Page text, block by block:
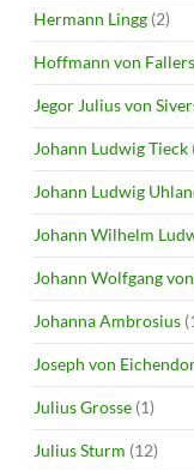
Hermann Lingg (2)
Hoffmann von
Jegor Julius von
Johann Ludwig Tieck
Johann Ludwig
Johann Wilhelm
Johann Wolfgang
Johanna Ambrosius
Joseph von
Julius Grosse (1)
Julius Sturm (12)